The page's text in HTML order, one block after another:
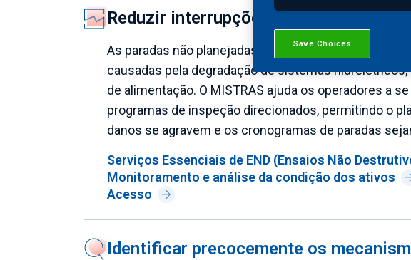
Reduzir interrupções não planejadas
As paradas não planejadas em usinas
causadas pela degradação de sistemas
de alimentação. O MISTRAS ajuda os operadores a
programas de inspeção direcionados, permitindo o
danos se agravem e os cronogramas de paradas
Serviços Essenciais de END (Ensaios Não
Monitoramento e análise da condição dos ativos
Acesso
Identificar precocemente os
Save Choices